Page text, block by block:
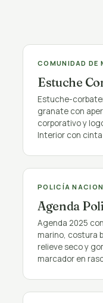
PÚBLICO
COMUNIDAD DE
Estuche
Estuche-
granate con
corporativo y
Interior con
PÚBLICO
POLICÍA
Agenda
Agenda 2025
marino, costura
relieve seco y
marcador en